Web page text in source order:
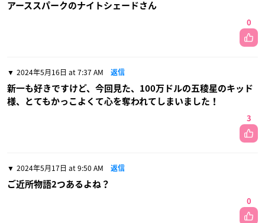
アーススパークのナイトシェードさん
0
2024年5月16日 at 7:37 AM 返信
新一も好きですけど、今回見た、100万ドルの五稜星のキッド
様、とてもかっこよくて心を奪われてしまいました！
3
2024年5月17日 at 9:50 AM 返信
ご近所物語2つあるよね？
0